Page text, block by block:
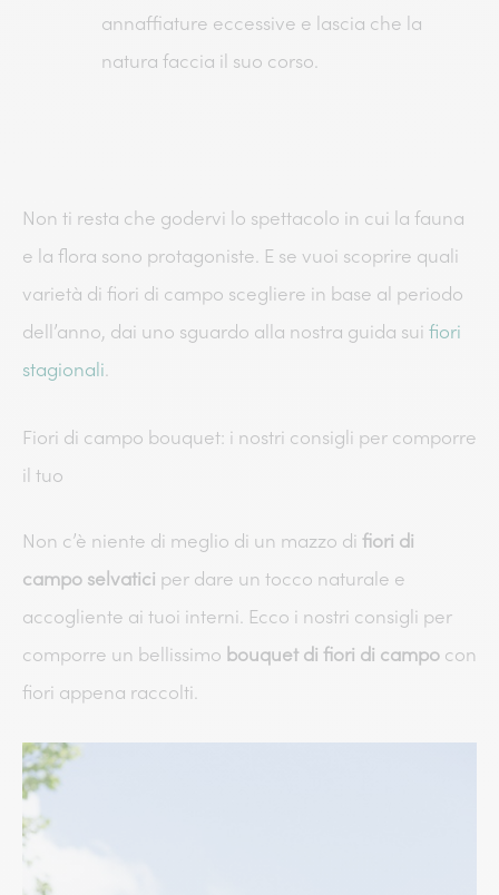
annaffiature eccessive e lascia che la
natura faccia il suo corso.
Non ti resta che godervi lo spettacolo in cui la fauna
e la flora sono protagoniste. E se vuoi scoprire quali
varietà di fiori di campo scegliere in base al periodo
dell’anno, dai uno sguardo alla nostra guida sui fiori
stagionali.
Fiori di campo bouquet: i nostri consigli per comporre
il tuo
Non c’è niente di meglio di un mazzo di fiori di
campo selvatici per dare un tocco naturale e
accogliente ai tuoi interni. Ecco i nostri consigli per
comporre un bellissimo bouquet di fiori di campo con
fiori appena raccolti.